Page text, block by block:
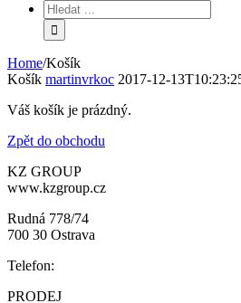
Home/Košík
Košík martinvrkoc 2017-12-
Váš košík je prázdný.
Zpět do obchodu
KZ GROUP
www.kzgroup.cz
Rudná 778/74
700 30 Ostrava
Telefon:
PRODEJ